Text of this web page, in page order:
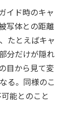
イド時のキャ
写体との距離
たとえばキャ
分だけが隠れ
目から見て変
る。同様のこ
能とのこと